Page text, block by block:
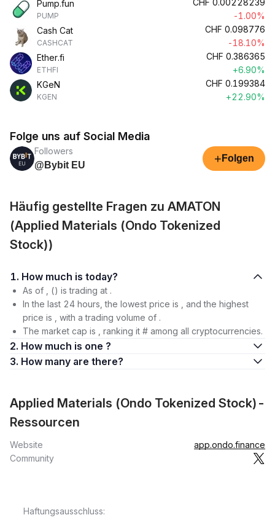
Pump.fun
PUMP
CHF 0.00228239
-1.00%
Cash Cat
CASHCAT
CHF 0.098776
-18.10%
Ether.fi
ETHFI
CHF 0.386365
+6.90%
KGeN
KGEN
CHF 0.199384
+22.90%
Folge uns auf Social Media
Followers
@Bybit EU
+ Folgen
Häufig gestellte Fragen zu AMATON
(Applied Materials (Ondo Tokenized
Stock))
1. How much is today?
As of , () is trading at .
In the last 24 hours, the lowest price is , and the highest
price is , with a trading volume of .
The market cap is , ranking it # among all cryptocurrencies.
2. How much is one ?
3. How many are there?
Applied Materials (Ondo Tokenized Stock)-
Ressourcen
Website
app.ondo.finance
Community
Haftungsausschluss: